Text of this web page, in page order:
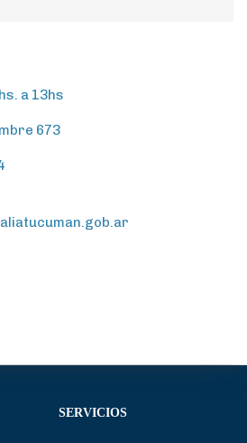
a 13hs
673
SERVICIOS